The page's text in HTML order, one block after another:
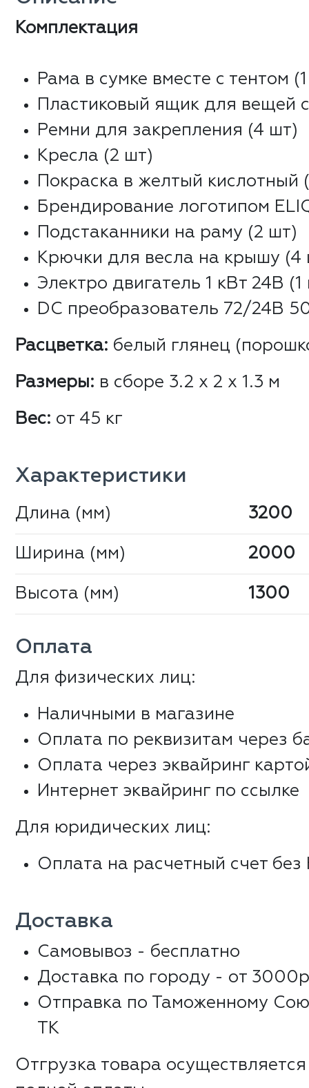
Комплектация
Рама в сумке вместе с тентом
Пластиковый ящик для вещей
Ремни для закрепления (4 шт)
Кресла (2 шт)
Покраска в желтый кислотный
Брендирование логотипом
Подстаканники на раму (2 шт)
Крючки для весла на крышу (4
Электро двигатель 1 кВт 24В (1
DC преобразователь 72/24В
Расцветка: белый глянец
Размеры: в сборе 3.2 х 2 х 1.3 м
Вес: от 45 кг
Характеристики
Длина (мм) 3200
Ширина (мм) 2000
Высота (мм) 1300
Оплата
Для физических лиц:
Наличными в магазине
Оплата по реквизитам через
Оплата через эквайринг
Интернет эквайринг по ссылке
Для юридических лиц:
Оплата на расчетный счет
Доставка
Самовывоз - бесплатно
Доставка по городу - от
Отправка по Таможенному
ТК
Отгрузка товара